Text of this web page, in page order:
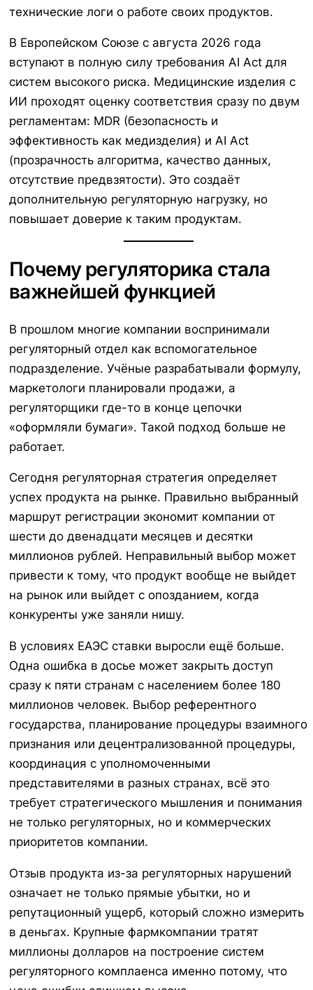
технические логи о работе своих продуктов.
В Европейском Союзе с августа 2026 года
вступают в полную силу требования AI Act для
систем высокого риска. Медицинские изделия с
ИИ проходят оценку соответствия сразу по двум
регламентам: MDR (безопасность и
эффективность как медизделия) и AI Act
(прозрачность алгоритма, качество данных,
отсутствие предвзятости). Это создаёт
дополнительную регуляторную нагрузку, но
повышает доверие к таким продуктам.
Почему регуляторика стала
важнейшей функцией
В прошлом многие компании воспринимали
регуляторный отдел как вспомогательное
подразделение. Учёные разрабатывали формулу,
маркетологи планировали продажи, а
регуляторщики где-то в конце цепочки
«оформляли бумаги». Такой подход больше не
работает.
Сегодня регуляторная стратегия определяет
успех продукта на рынке. Правильно выбранный
маршрут регистрации экономит компании от
шести до двенадцати месяцев и десятки
миллионов рублей. Неправильный выбор может
привести к тому, что продукт вообще не выйдет
на рынок или выйдет с опозданием, когда
конкуренты уже заняли нишу.
В условиях ЕАЭС ставки выросли ещё больше.
Одна ошибка в досье может закрыть доступ
сразу к пяти странам с населением более 180
миллионов человек. Выбор референтного
государства, планирование процедуры взаимного
признания или децентрализованной процедуры,
координация с уполномоченными
представителями в разных странах, всё это
требует стратегического мышления и понимания
не только регуляторных, но и коммерческих
приоритетов компании.
Отзыв продукта из-за регуляторных нарушений
означает не только прямые убытки, но и
репутационный ущерб, который сложно измерить
в деньгах. Крупные фармкомпании тратят
миллионы долларов на построение систем
регуляторного комплаенса именно потому, что